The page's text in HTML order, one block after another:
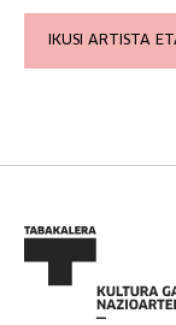
IKUSI ARTISTA